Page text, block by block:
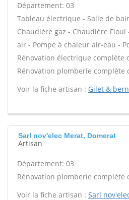
Département: 03
Tableau électrique - Salle de
Chaudière gaz - Chaudière
air - Pompe à chaleur air-eau -
Rénovation électrique complète
Rénovation plomberie complète
Voir la fiche artisan : Gilet &
Sarl nov'elec Merat, Domerat
Artisan
Département: 03
Rénovation plomberie complète
Voir la fiche artisan : Sarl